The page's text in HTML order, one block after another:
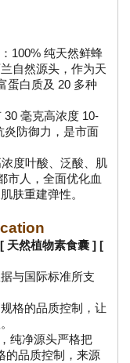
：100% 纯天然鲜蜂
自然源头，作为天
蛋白质及 20 多种
30 毫克高浓度 10-
炎防御力，是市面
浓度叶酸、泛酸、肌
市人，全面优化血
肤重建弹性。
天然植物素食囊 ] [
与国际标准所支
格的品质控制，让
纯净源头严格把
的品质控制，来源